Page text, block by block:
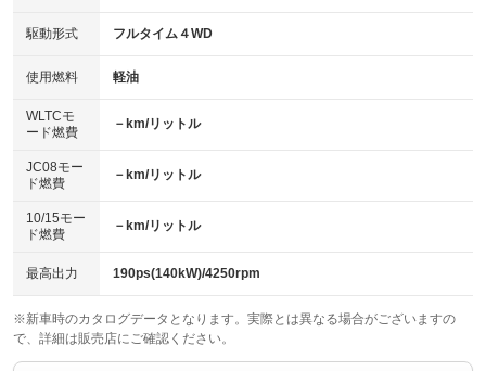
USB入力端子
：装備あり
100V電源
：装備なし
センターデフロック
：装備なし
電動格納ミラー
：装備あり
HID(キセノンライト)
：装備なし
バックカメラ
：装備あり
エアロ
：装備なし
：装備なし
パワーシート
ベンチシート
：装備なし
チップアップシート
：装備なし
：装備なし ：装備あり
ウォークスルー
：装備なし
駆動形式 フルタイム４WD
使用燃料 軽油
WLTCモ
ード燃費
－km/リットル
JC08モー
ド燃費
－km/リットル
10/15モー
ド燃費
－km/リットル
最高出力 190ps(140kW)/4250rpm
※新車時のカタログデータとなります。実際とは異なる場合がございますの
で、詳細は販売店にご確認ください。